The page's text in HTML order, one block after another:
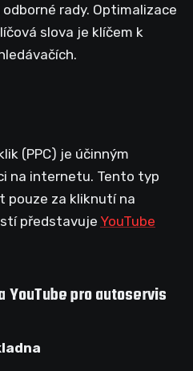
rady. Optimalizace
slova je klíčem k
(PPC) je účinným
na internetu. Tento typ
pouze za kliknutí na
představuje YouTube
YouTube pro autoservis